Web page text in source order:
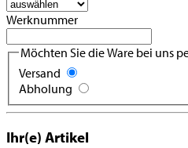
Werknummer
Möchten Sie die Ware bei uns
Versand
Abholung
Ihr(e) Artikel